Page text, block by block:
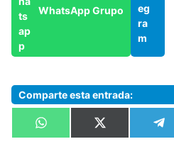
WhatsApp Grupo
Comparte esta entrada:
Compartir
en
W
h
Compartir
en
X
(
e